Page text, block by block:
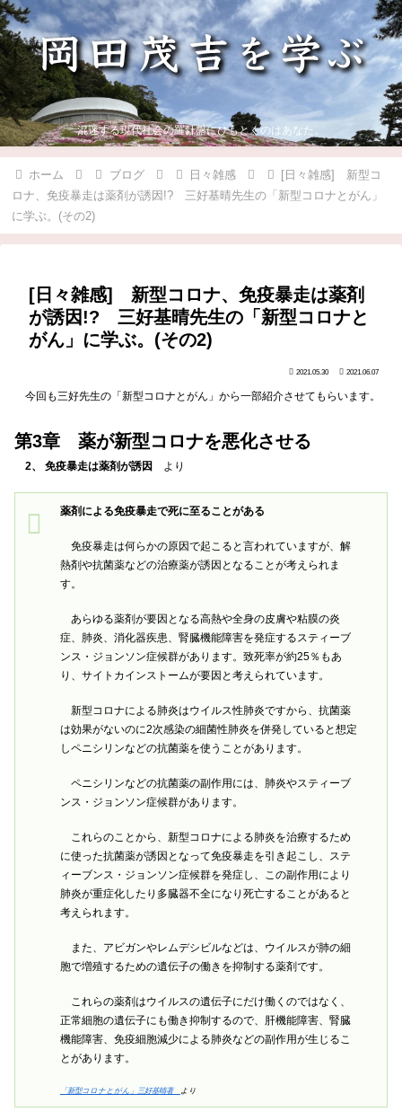
混迷する現代社会の羅針盤にひもとくのはあなた。
ホーム ブログ 日々雑感
[日々雑感] 新型コ
ロナ、免疫暴走は薬剤が誘因!? 三好基晴先生の「新型コロナとがん」
に学ぶ。(その2)
[日々雑感] 新型コロナ、免疫暴走は薬剤
が誘因!? 三好基晴先生の「新型コロナと
がん」に学ぶ。(その2)
2021.05.30 2021.06.07
今回も三好先生の「新型コロナとがん」から一部紹介させてもらいます。
第3章 薬が新型コロナを悪化させる
2、 免疫暴走は薬剤が誘因 より
薬剤による免疫暴走で死に至ることがある
免疫暴走は何らかの原因で起こると言われていますが、解
熱剤や抗菌薬などの治療薬が誘因となることが考えられま
す。
あらゆる薬剤が要因となる高熱や全身の皮膚や粘膜の炎
症、肺炎、消化器疾患、腎臓機能障害を発症するスティーブ
ンス・ジョンソン症候群があります。致死率が約25％もあ
り、サイトカインストームが要因と考えられています。
新型コロナによる肺炎はウイルス性肺炎ですから、抗菌薬
は効果がないのに2次感染の細菌性肺炎を併発していると想定
しペニシリンなどの抗菌薬を使うことがあります。
ペニシリンなどの抗菌薬の副作用には、肺炎やスティーブ
ンス・ジョンソン症候群があります。
これらのことから、新型コロナによる肺炎を治療するため
に使った抗菌薬が誘因となって免疫暴走を引き起こし、ステ
ィーブンス・ジョンソン症候群を発症し、この副作用により
肺炎が重症化したり多臓器不全になり死亡することがあると
考えられます。
また、アビガンやレムデシビルなどは、ウイルスが肺の細
胞で増殖するための遺伝子の働きを抑制する薬剤です。
これらの薬剤はウイルスの遺伝子にだけ働くのではなく、
正常細胞の遺伝子にも働き抑制するので、肝機能障害、腎臓
機能障害、免疫細胞減少による肺炎などの副作用が生じるこ
とがあります。
「新型コロナとがん」三好基晴著 より